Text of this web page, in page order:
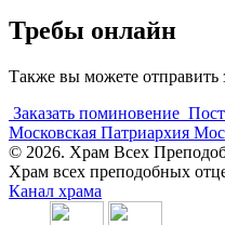
Требы онлайн
Также вы можете отправить
Заказать поминовение
Московская Патриархия
© 2026. Храм Всех
Храм всех преподобных
Канал храма